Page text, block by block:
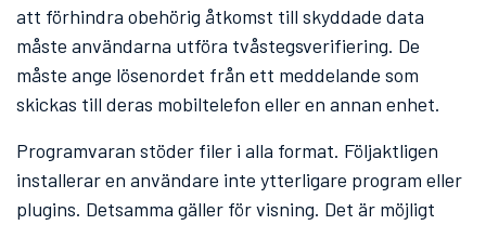
att förhindra obehörig åtkomst till skyddade data
måste användarna utföra tvåstegsverifiering. De
måste ange lösenordet från ett meddelande som
skickas till deras mobiltelefon eller en annan enhet.
Programvaran stöder filer i alla format. Följaktligen
installerar en användare inte ytterligare program eller
plugins. Detsamma gäller för visning. Det är möjligt